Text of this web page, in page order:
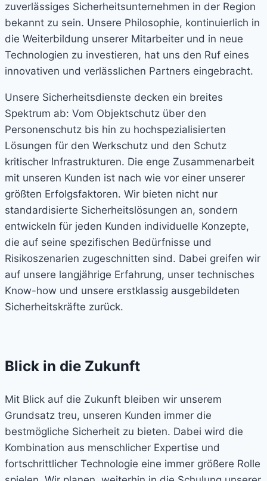
zuverlässiges Sicherheitsunternehmen in der Region
bekannt zu sein. Unsere Philosophie, kontinuierlich in
die Weiterbildung unserer Mitarbeiter und in neue
Technologien zu investieren, hat uns den Ruf eines
innovativen und verlässlichen Partners eingebracht.
Unsere Sicherheitsdienste decken ein breites
Spektrum ab: Vom Objektschutz über den
Personenschutz bis hin zu hochspezialisierten
Lösungen für den Werkschutz und den Schutz
kritischer Infrastrukturen. Die enge Zusammenarbeit
mit unseren Kunden ist nach wie vor einer unserer
größten Erfolgsfaktoren. Wir bieten nicht nur
standardisierte Sicherheitslösungen an, sondern
entwickeln für jeden Kunden individuelle Konzepte,
die auf seine spezifischen Bedürfnisse und
Risikoszenarien zugeschnitten sind. Dabei greifen wir
auf unsere langjährige Erfahrung, unser technisches
Know-how und unsere erstklassig ausgebildeten
Sicherheitskräfte zurück.
Blick in die Zukunft
Mit Blick auf die Zukunft bleiben wir unserem
Grundsatz treu, unseren Kunden immer die
bestmögliche Sicherheit zu bieten. Dabei wird die
Kombination aus menschlicher Expertise und
fortschrittlicher Technologie eine immer größere Rolle